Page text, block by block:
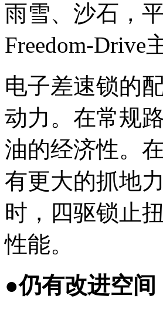
雨雪、沙石，
Freedom-Drive
电子差速锁的
动力。在常规
油的经济性。
有更大的抓地
时，四驱锁止
性能。
●仍有改进空间